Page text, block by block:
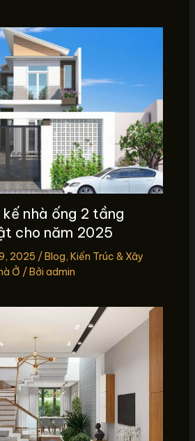
nhà ống 2 tầng
cho năm 2025
2025 /Blog, Kiến Trúc & Xây
Ở / Bởi admin